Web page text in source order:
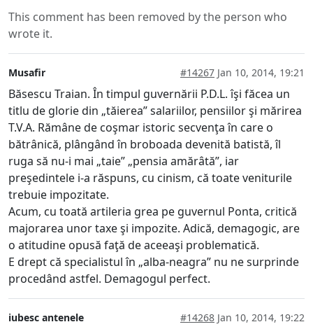
This comment has been removed by the person who
wrote it.
Musafir #14267 Jan 10, 2014, 19:21
Băsescu Traian. În timpul guvernării P.D.L. îşi făcea un
titlu de glorie din „tăierea” salariilor, pensiilor şi mărirea
T.V.A. Rămâne de coşmar istoric secvenţa în care o
bătrânică, plângând în broboada devenită batistă, îl
ruga să nu-i mai „taie” „pensia amărâtă”, iar
preşedintele i-a răspuns, cu cinism, că toate veniturile
trebuie impozitate.
Acum, cu toată artileria grea pe guvernul Ponta, critică
majorarea unor taxe şi impozite. Adică, demagogic, are
o atitudine opusă faţă de aceeaşi problematică.
E drept că specialistul în „alba-neagra” nu ne surprinde
procedând astfel. Demagogul perfect.
iubesc antenele #14268 Jan 10, 2014, 19:22